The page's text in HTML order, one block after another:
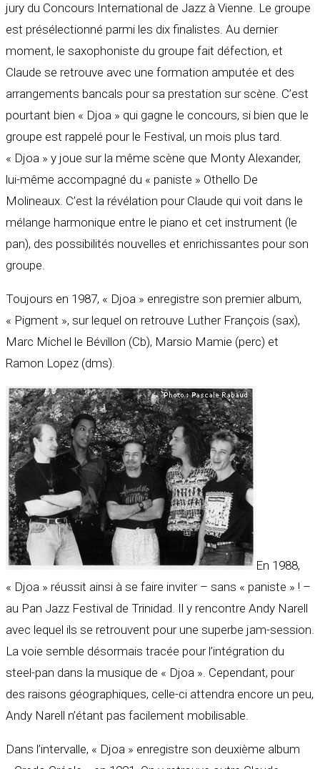
jury du Concours International de Jazz à Vienne. Le groupe
est présélectionné parmi les dix finalistes. Au dernier
moment, le saxophoniste du groupe fait défection, et
Claude se retrouve avec une formation amputée et des
arrangements bancals pour sa prestation sur scène. C’est
pourtant bien « Djoa » qui gagne le concours, si bien que le
groupe est rappelé pour le Festival, un mois plus tard.
« Djoa » y joue sur la même scène que Monty Alexander,
lui-même accompagné du « paniste » Othello De
Molineaux. C’est la révélation pour Claude qui voit dans le
mélange harmonique entre le piano et cet instrument (le
pan), des possibilités nouvelles et enrichissantes pour son
groupe.
Toujours en 1987, « Djoa » enregistre son premier album,
« Pigment », sur lequel on retrouve Luther François (sax),
Marc Michel le Bévillon (Cb), Marsio Mamie (perc) et
Ramon Lopez (dms).
En 1988,
« Djoa » réussit ainsi à se faire inviter – sans « paniste » ! –
au Pan Jazz Festival de Trinidad. Il y rencontre Andy Narell
avec lequel ils se retrouvent pour une superbe jam-session.
La voie semble désormais tracée pour l’intégration du
steel-pan dans la musique de « Djoa ». Cependant, pour
des raisons géographiques, celle-ci attendra encore un peu,
Andy Narell n’étant pas facilement mobilisable.
Dans l’intervalle, « Djoa » enregistre son deuxième album